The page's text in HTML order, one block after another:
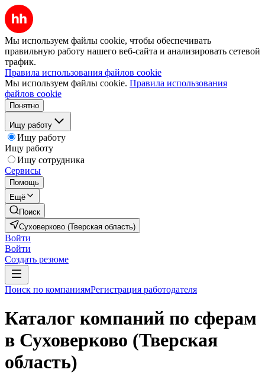
Мы используем файлы cookie, чтобы обеспечивать
правильную работу нашего веб-сайта и анализировать сетевой
трафик.
Правила использования файлов cookie
Мы используем файлы cookie. Правила использования
файлов cookie
Понятно
Ищу работу
Ищу работу
Ищу работу
Ищу сотрудника
Сервисы
Помощь
Ещё
Поиск
Суховерково (Тверская область)
Войти
Войти
Создать резюме
Поиск по компаниямРегистрация работодателя
Каталог компаний по сферам
в Суховерково (Тверская
область)